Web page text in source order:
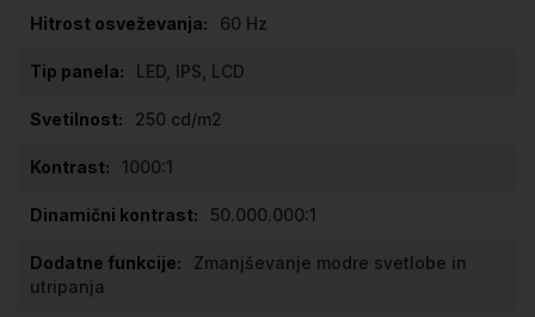
60 Hz
LED, IPS, LCD
250 cd/m2
1000:1
50.000.000:1
Zmanjševanje modre svetlobe in
utripanja